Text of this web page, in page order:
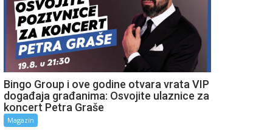
Bingo Group i ove godine otvara vrata VIP
događaja građanima: Osvojite ulaznice za
koncert Petra Graše
Magazin